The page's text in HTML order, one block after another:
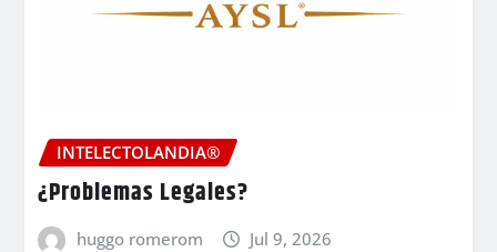
INTELECTOLANDIA®
¿Problemas Legales?
huggo romerom Jul 9, 2026